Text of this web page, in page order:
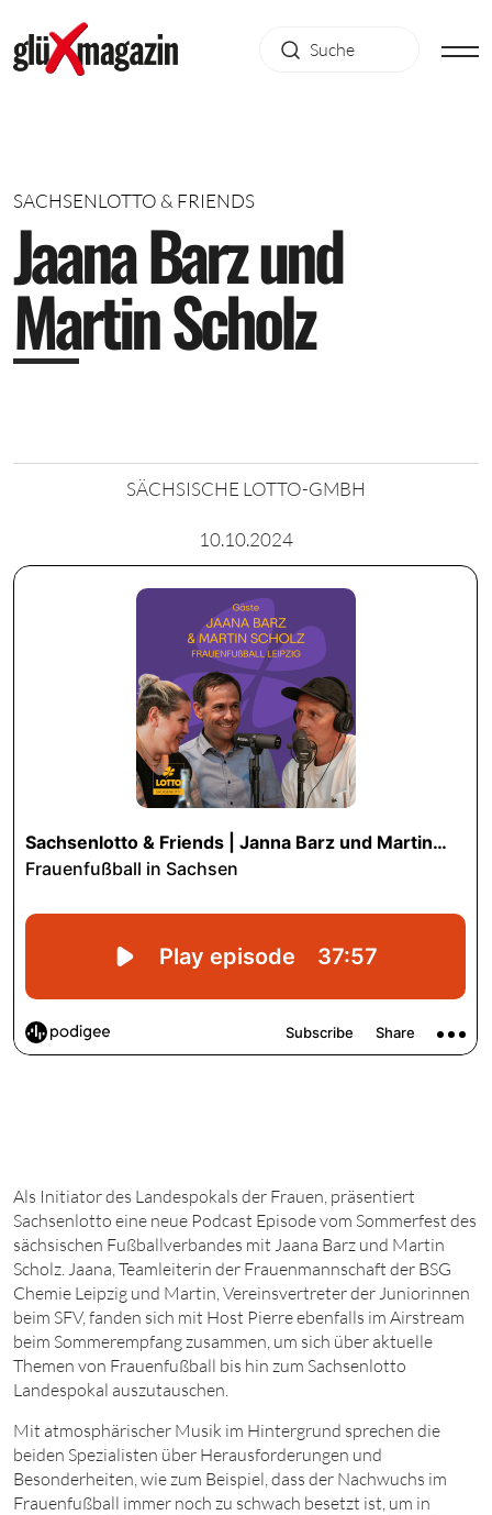
SACHSENLOTTO & FRIENDS
JaanaBarzund
MartinScholz
SÄCHSISCHE LOTTO-GMBH
10.10.2024
Als Initiator des Landespokals der Frauen, präsentiert
Sachsenlotto eine neue Podcast Episode vom Sommerfest des
sächsischen Fußballverbandes mit Jaana Barz und Martin
Scholz. Jaana, Teamleiterin der Frauenmannschaft der BSG
Chemie Leipzig und Martin, Vereinsvertreter der Juniorinnen
beim SFV, fanden sich mit Host Pierre ebenfalls im Airstream
beim Sommerempfang zusammen, um sich über aktuelle
Themen von Frauenfußball bis hin zum Sachsenlotto
Landespokal auszutauschen.
Mit atmosphärischer Musik im Hintergrund sprechen die
beiden Spezialisten über Herausforderungen und
Besonderheiten, wie zum Beispiel, dass der Nachwuchs im
Frauenfußball immer noch zu schwach besetzt ist, um in